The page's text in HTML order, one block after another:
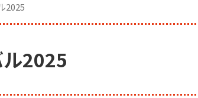
2025
2025